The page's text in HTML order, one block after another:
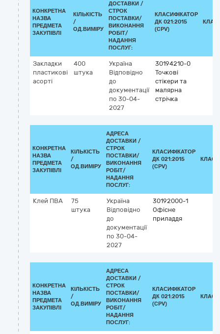
КОНКРЕТНА
НАЗВА
ПРЕДМЕТА
ЗАКУПІВЛІ
КІЛЬКІСТЬ
/
ОД.ВИМІРУ
ДОСТАВКИ /
СТРОК
ПОСТАВКИ/
ВИКОНАННЯ
РОБІТ/
НАДАННЯ
ПОСЛУГ:
КЛАСИФІКАТОР
ДК 021:2015
(CPV)
Закладки
пластикові
асорті
400
штука
Україна
Відповідно
до
документації
по 30-04-
2027
30194210-0
Точкові
стікери та
малярна
стрічка
КОНКРЕТНА
НАЗВА
ПРЕДМЕТА
ЗАКУПІВЛІ
КІЛЬКІСТЬ
/
ОД.ВИМІРУ
АДРЕСА
ДОСТАВКИ /
СТРОК
ПОСТАВКИ/
ВИКОНАННЯ
РОБІТ/
НАДАННЯ
ПОСЛУГ:
КЛАСИФІКАТОР
ДК 021:2015
(CPV)
Клей ПВА
75
штука
Україна
Відповідно
до
документації
по 30-04-
2027
30192000-1
Офісне
приладдя
КОНКРЕТНА
НАЗВА
ПРЕДМЕТА
ЗАКУПІВЛІ
КІЛЬКІСТЬ
/
ОД.ВИМІРУ
АДРЕСА
ДОСТАВКИ /
СТРОК
ПОСТАВКИ/
ВИКОНАННЯ
РОБІТ/
НАДАННЯ
ПОСЛУГ:
КЛАСИФІКАТОР
ДК 021:2015
(CPV)